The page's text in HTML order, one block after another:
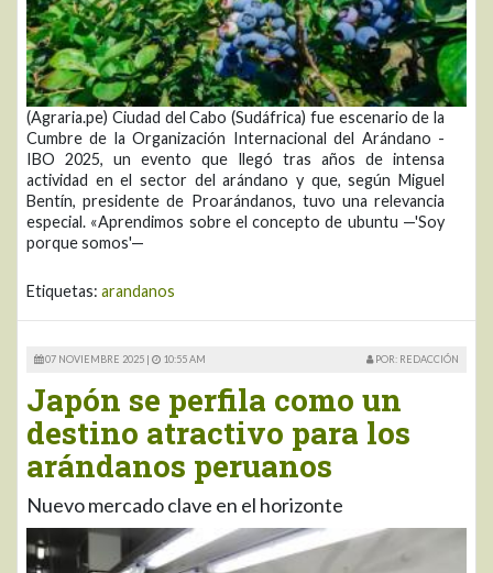
(Agraria.pe) Ciudad del Cabo (Sudáfrica) fue escenario de la
Cumbre de la Organización Internacional del Arándano -
IBO 2025, un evento que llegó tras años de intensa
actividad en el sector del arándano y que, según Miguel
Bentín, presidente de Proarándanos, tuvo una relevancia
especial. «Aprendimos sobre el concepto de ubuntu —'Soy
porque somos'—
Etiquetas: arandanos
07 NOVIEMBRE 2025 | 10:55 AM POR: REDACCIÓN
Japón se perfila como un
destino atractivo para los
arándanos peruanos
Nuevo mercado clave en el horizonte